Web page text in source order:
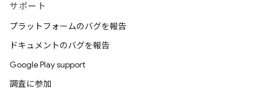
サポート
プラットフォームのバグを報告
ドキュメントのバグを報告
Google Play support
調査に参加